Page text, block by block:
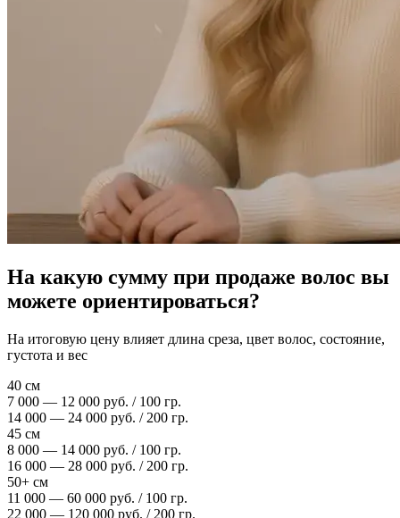
На какую сумму при продаже волос вы
можете ориентироваться?
На итоговую цену влияет длина среза, цвет волос, состояние,
густота и вес
40 см
7 000 — 12 000 руб. / 100 гр.
14 000 — 24 000 руб. / 200 гр.
45 см
8 000 — 14 000 руб. / 100 гр.
16 000 — 28 000 руб. / 200 гр.
50+ см
11 000 — 60 000 руб. / 100 гр.
22 000 — 120 000 руб. / 200 гр.